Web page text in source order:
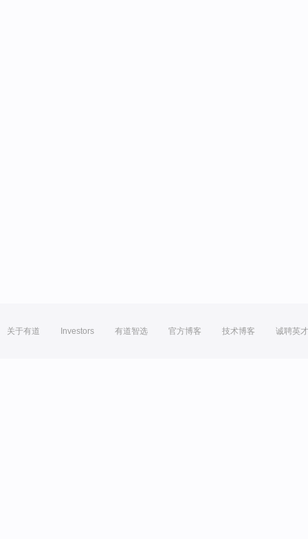
关于有道 Investors 有道智选 官方博客 技术博客 诚聘英才